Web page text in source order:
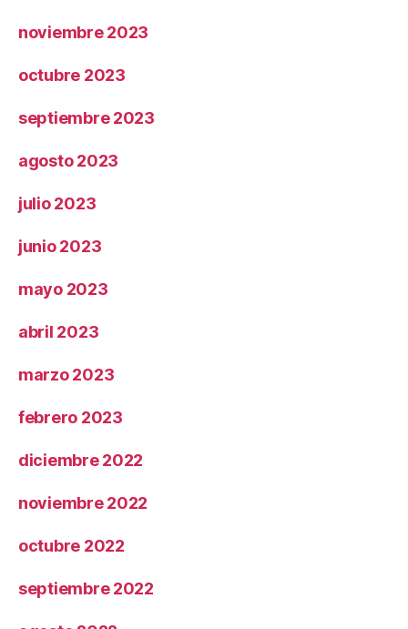
noviembre 2023
octubre 2023
septiembre 2023
agosto 2023
julio 2023
junio 2023
mayo 2023
abril 2023
marzo 2023
febrero 2023
diciembre 2022
noviembre 2022
octubre 2022
septiembre 2022